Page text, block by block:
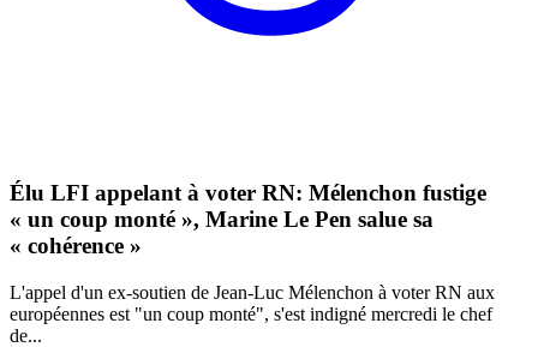
Élu LFI appelant à voter RN: Mélenchon fustige
« un coup monté », Marine Le Pen salue sa
« cohérence »
L'appel d'un ex-soutien de Jean-Luc Mélenchon à voter RN aux
européennes est "un coup monté", s'est indigné mercredi le chef
de...